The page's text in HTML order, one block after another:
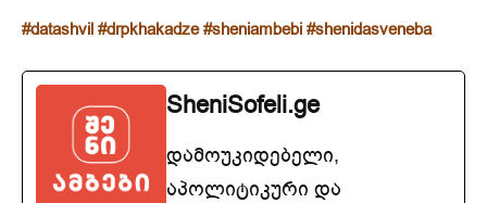
#datashvil #drpkhakadze #sheniambebi #shenidasveneba
SheniSofeli.ge
დამოუკიდებელი,
აპოლიტიკური და